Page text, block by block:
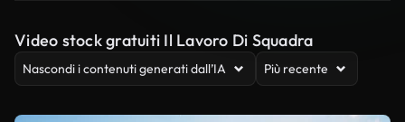
Video stock gratuiti Il Lavoro Di Squadra
Nascondi i contenuti generati dall’IA Più recente